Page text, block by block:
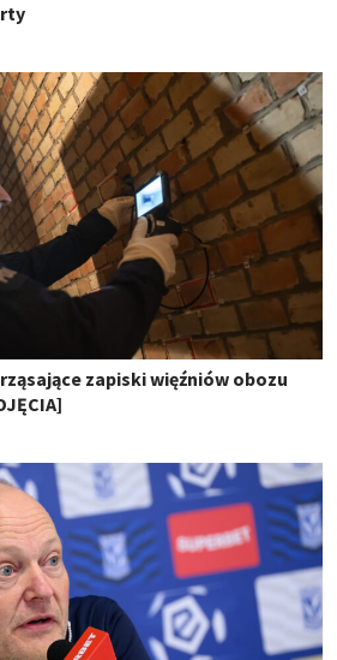
zapiski więźniów obozu